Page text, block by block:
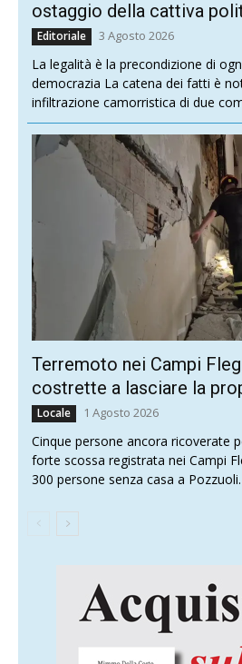
ostaggio della cattiva
Editoriale 3 Agosto 2026
La legalità è la precondizione di
democrazia La catena dei fatti è
infiltrazione camorristica di due
Terremoto nei Campi
costrette a lasciare la
Locale 1 Agosto 2026
Cinque persone ancora ricoverate
forte scossa registrata nei Campi
300 persone senza casa a Pozzuoli.